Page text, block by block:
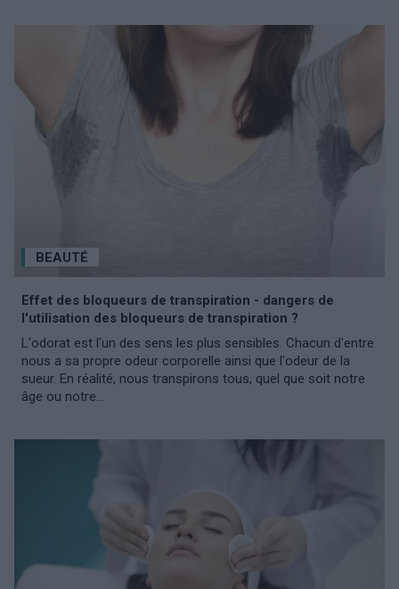
BEAUTÉ
Effet des bloqueurs de transpiration - dangers de
l'utilisation des bloqueurs de transpiration ?
L'odorat est l'un des sens les plus sensibles. Chacun d'entre
nous a sa propre odeur corporelle ainsi que l'odeur de la
sueur. En réalité, nous transpirons tous, quel que soit notre
âge ou notre...